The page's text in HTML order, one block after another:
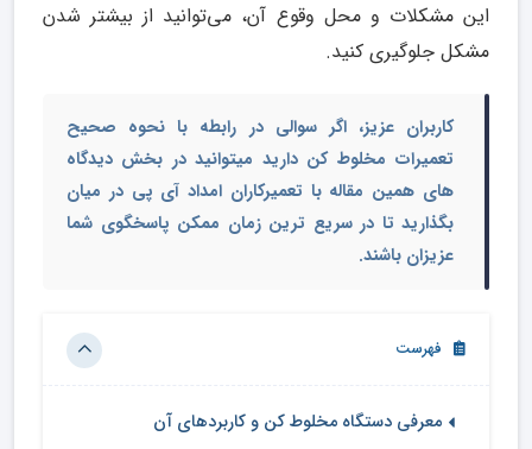
این مشکلات و محل وقوع آن، می‌توانید از بیشتر شدن
مشکل جلوگیری کنید.
کاربران عزیز، اگر سوالی در رابطه با نحوه صحیح
تعمیرات مخلوط کن دارید میتوانید در بخش دیدگاه
های همین مقاله با تعمیرکاران امداد آی پی در میان
بگذارید تا در سریع ترین زمان ممکن پاسخگوی شما
عزیزان باشند.
فهرست
معرفی دستگاه مخلوط کن و کاربردهای آن